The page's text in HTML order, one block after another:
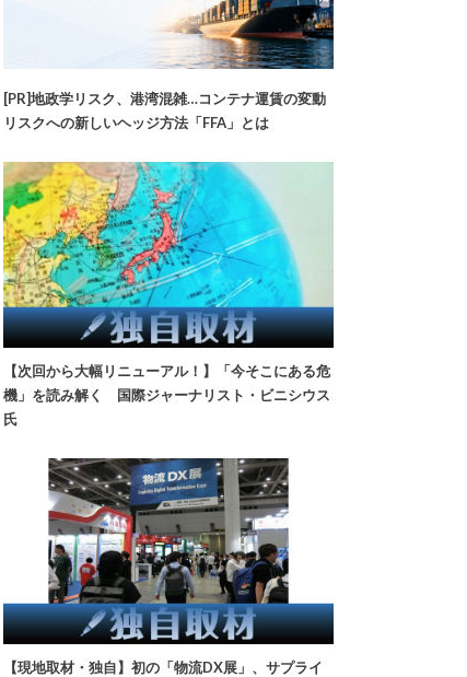
[PR]地政学リスク、港湾混雑…コンテナ運賃の変動
リスクへの新しいヘッジ方法「FFA」とは
【次回から大幅リニューアル！】「今そこにある危
機」を読み解く 国際ジャーナリスト・ビニシウス
氏
【現地取材・独自】初の「物流DX展」、サプライ